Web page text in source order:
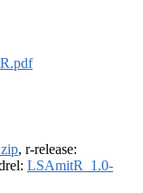
, r-release:
LSAmitR_1.0-